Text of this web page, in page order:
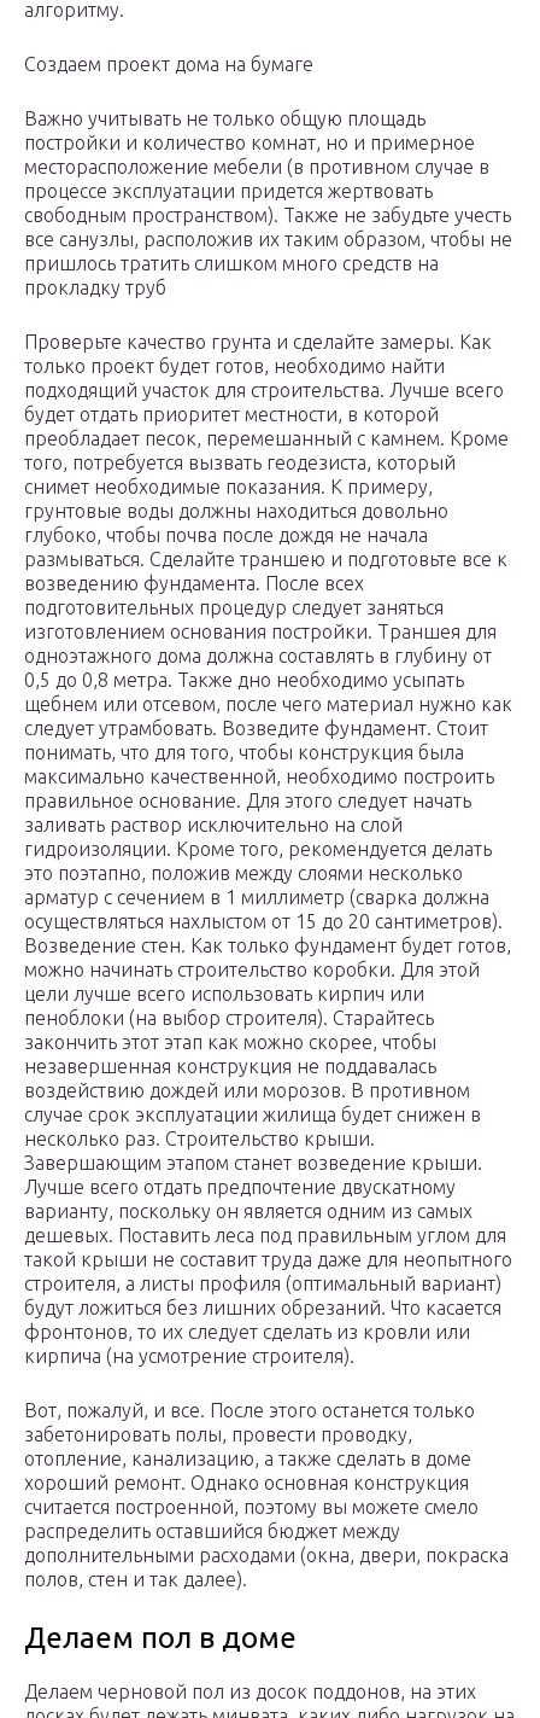
алгоритму.
Создаем проект дома на бумаге
Важно учитывать не только общую площадь
постройки и количество комнат, но и примерное
месторасположение мебели (в противном случае в
процессе эксплуатации придется жертвовать
свободным пространством). Также не забудьте учесть
все санузлы, расположив их таким образом, чтобы не
пришлось тратить слишком много средств на
прокладку труб
Проверьте качество грунта и сделайте замеры. Как
только проект будет готов, необходимо найти
подходящий участок для строительства. Лучше всего
будет отдать приоритет местности, в которой
преобладает песок, перемешанный с камнем. Кроме
того, потребуется вызвать геодезиста, который
снимет необходимые показания. К примеру,
грунтовые воды должны находиться довольно
глубоко, чтобы почва после дождя не начала
размываться. Сделайте траншею и подготовьте все к
возведению фундамента. После всех
подготовительных процедур следует заняться
изготовлением основания постройки. Траншея для
одноэтажного дома должна составлять в глубину от
0,5 до 0,8 метра. Также дно необходимо усыпать
щебнем или отсевом, после чего материал нужно как
следует утрамбовать. Возведите фундамент. Стоит
понимать, что для того, чтобы конструкция была
максимально качественной, необходимо построить
правильное основание. Для этого следует начать
заливать раствор исключительно на слой
гидроизоляции. Кроме того, рекомендуется делать
это поэтапно, положив между слоями несколько
арматур с сечением в 1 миллиметр (сварка должна
осуществляться нахлыстом от 15 до 20 сантиметров).
Возведение стен. Как только фундамент будет готов,
можно начинать строительство коробки. Для этой
цели лучше всего использовать кирпич или
пеноблоки (на выбор строителя). Старайтесь
закончить этот этап как можно скорее, чтобы
незавершенная конструкция не поддавалась
воздействию дождей или морозов. В противном
случае срок эксплуатации жилища будет снижен в
несколько раз. Строительство крыши.
Завершающим этапом станет возведение крыши.
Лучше всего отдать предпочтение двускатному
варианту, поскольку он является одним из самых
дешевых. Поставить леса под правильным углом для
такой крыши не составит труда даже для неопытного
строителя, а листы профиля (оптимальный вариант)
будут ложиться без лишних обрезаний. Что касается
фронтонов, то их следует сделать из кровли или
кирпича (на усмотрение строителя).
Вот, пожалуй, и все. После этого останется только
забетонировать полы, провести проводку,
отопление, канализацию, а также сделать в доме
хороший ремонт. Однако основная конструкция
считается построенной, поэтому вы можете смело
распределить оставшийся бюджет между
дополнительными расходами (окна, двери, покраска
полов, стен и так далее).
Делаем пол в доме
Делаем черновой пол из досок поддонов, на этих